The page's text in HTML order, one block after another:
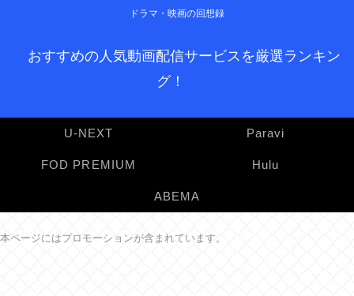
ドラマ・映画の回想録
おすすめの人気動画配信サービスを厳選ランキン
グ！
U-NEXT Paravi
FOD PREMIUM Hulu
ABEMA
本ページにはプロモーションが含まれています。